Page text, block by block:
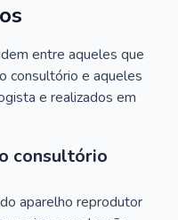
entre aqueles que
consultório e aqueles
e realizados em
consultório
aparelho reprodutor